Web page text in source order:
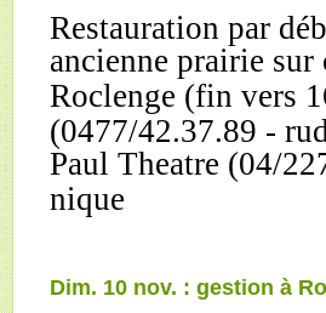
Restauration par
ancienne prairie sur
Roclenge (fin vers
(0477/42.37.89 -
Paul Theatre (04/
nique
Dim. 10 nov. : gestion à